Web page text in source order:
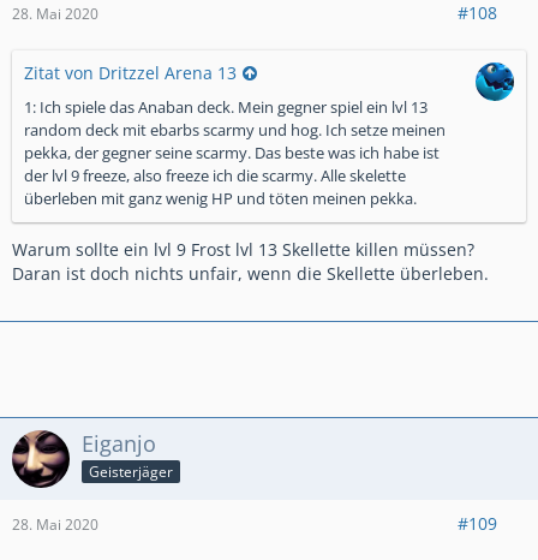
28. Mai 2020 #108
Zitat von Dritzzel Arena 13
1: Ich spiele das Anaban deck. Mein gegner spiel ein lvl 13
random deck mit ebarbs scarmy und hog. Ich setze meinen
pekka, der gegner seine scarmy. Das beste was ich habe ist
der lvl 9 freeze, also freeze ich die scarmy. Alle skelette
überleben mit ganz wenig HP und töten meinen pekka.
Warum sollte ein lvl 9 Frost lvl 13 Skellette killen müssen?
Daran ist doch nichts unfair, wenn die Skellette überleben.
Eiganjo
Geisterjäger
28. Mai 2020 #109